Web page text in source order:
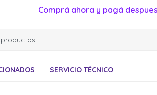
Comprá ahora y pagá
SERVICIO TÉCNICO